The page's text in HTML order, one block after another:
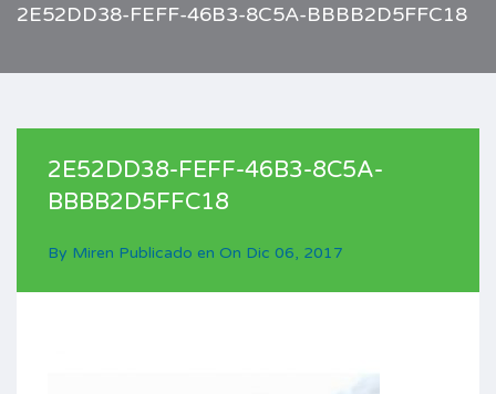
2E52DD38-FEFF-46B3-8C5A-BBBB2D5FFC18
2E52DD38-FEFF-46B3-8C5A-
BBBB2D5FFC18
By Miren Publicado en On Dic 06, 2017